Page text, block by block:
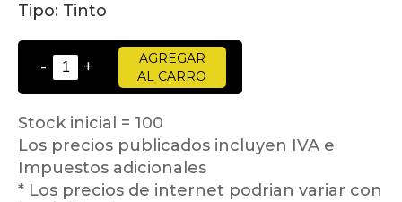
Tipo: Tinto
- +
AGREGAR
AL CARRO
Stock inicial = 100
Los precios publicados incluyen IVA e
Impuestos adicionales
* Los precios de internet podrian variar con